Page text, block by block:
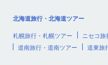
北海道旅行・北海道ツアー
札幌旅行・札幌ツアー
ニセコ旅
道南旅行・道南ツアー
道東旅